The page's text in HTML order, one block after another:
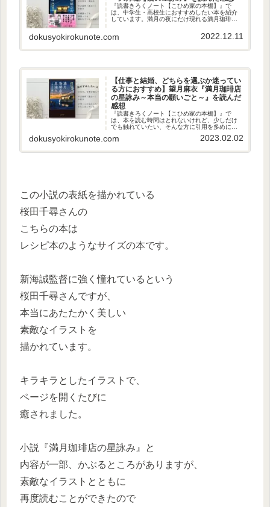
『読書きろくノート【こひめ家の本棚】』で
は、中学生・高校生におすすめしたい本を紹介
しています。満月の夜にだけ現れる満月珈琲店
フードとドリンクで客をもてなします。星占い
が好きな子は読めると思います。美しい素敵な
で！
dokusyokirokunote.com 2022.12.11
【仕事と結婚、どちらを選ぶか迷ってい
る方におすすめ】望月麻衣『満月珈琲店
の星詠み～本当の願いごと～』を読んだ
感想
『読書きろくノート【こひめ家の本棚】』で
は、本を読む時間はとれないけれど、少しだけ
でも触れていたい、そんな方に引用を多めに書
とればいいのか迷っている人、家族の様々な愛
dokusyokirokunote.com 2023.02.02
この小説の表紙を描かれている
桜田千尋さんの
こちらの本は
レシピ本のようなサイズの本です。
新海誠監督に強く憧れているという
桜田千尋さんですが、
本当にあたたかく美しい
素敵なイラストを
描かれています。
キラキラとしたイラストで、
ページを開くたびに
癒されました。
小説『満月珈琲店の星詠み』と
内容が一部、かぶるところがありますが、
素敵なイラストとともに
再度読むことができたので